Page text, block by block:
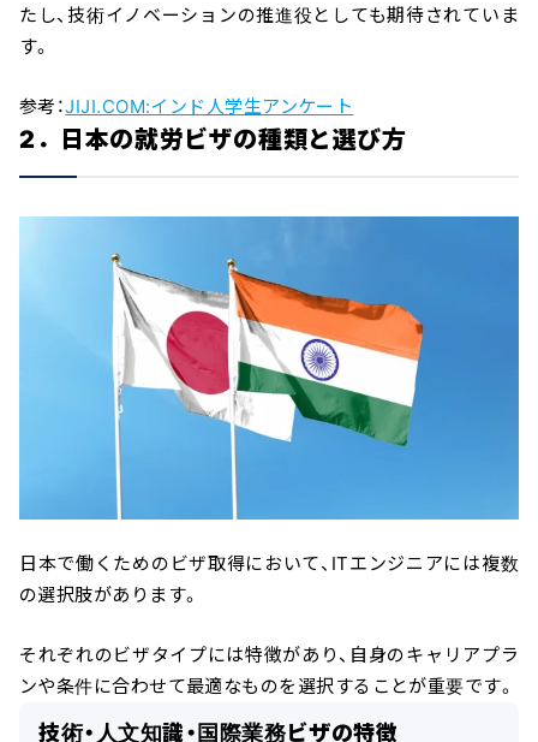
たし、技術イノベーションの推進役としても期待されていま
す。
参考：JIJI.COM:インド人学生アンケート
2．日本の就労ビザの種類と選び方
日本で働くためのビザ取得において、ITエンジニアには複数
の選択肢があります。
それぞれのビザタイプには特徴があり、自身のキャリアプラ
ンや条件に合わせて最適なものを選択することが重要です。
技術・人文知識・国際業務ビザの特徴